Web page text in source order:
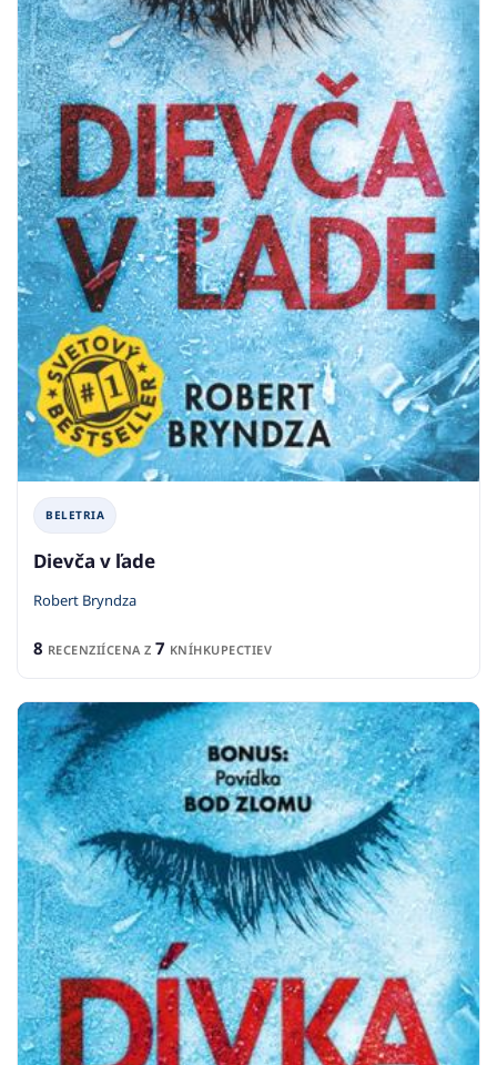
BELETRIA
Dievča v ľade
Robert Bryndza
8 RECENZIÍCENA Z 7 KNÍHKUPECTIEV